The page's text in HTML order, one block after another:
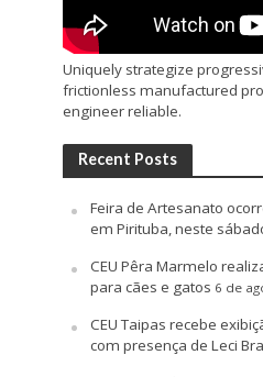
Uniquely strategize
frictionless manufactured
engineer reliable.
Recent Posts
Feira de Artesanato
em Pirituba, neste
CEU Pêra Marmelo
para cães e gatos 6 de
CEU Taipas recebe
com presença de Leci